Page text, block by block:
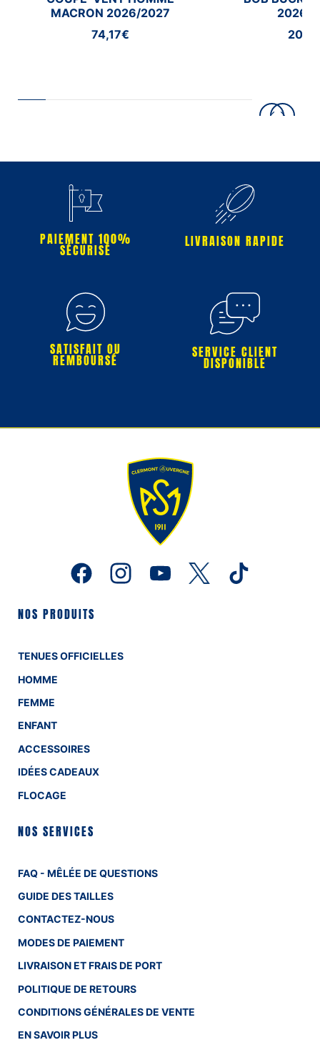
MACRON 2026/2027
74,17€
2026/
PAIEMENT 100%
SÉCURISÉ
LIVRAISON RAPIDE
SATISFAIT OU
REMBOURSÉ SERVICE CLIENT
DISPONIBLE
NOS PRODUITS
TENUES OFFICIELLES
HOMME
FEMME
ENFANT
ACCESSOIRES
IDÉES CADEAUX
FLOCAGE
NOS SERVICES
FAQ - MÊLÉE DE QUESTIONS
GUIDE DES TAILLES
CONTACTEZ-NOUS
MODES DE PAIEMENT
LIVRAISON ET FRAIS DE PORT
POLITIQUE DE RETOURS
CONDITIONS GÉNÉRALES DE VENTE
EN SAVOIR PLUS